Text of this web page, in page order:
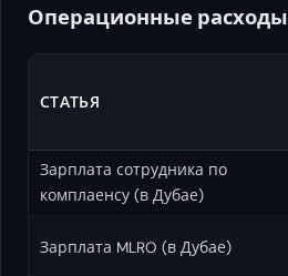
Операционные расходы
СТАТЬЯ
Зарплата сотрудника по
комплаенсу (в Дубае)
Зарплата MLRO (в Дубае)